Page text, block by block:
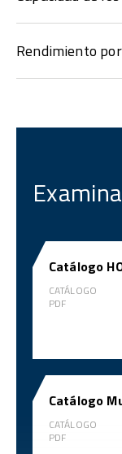
Rendimiento
Catálogo
CATÁLOGO
PDF
Catálogo
CATÁLOGO
PDF